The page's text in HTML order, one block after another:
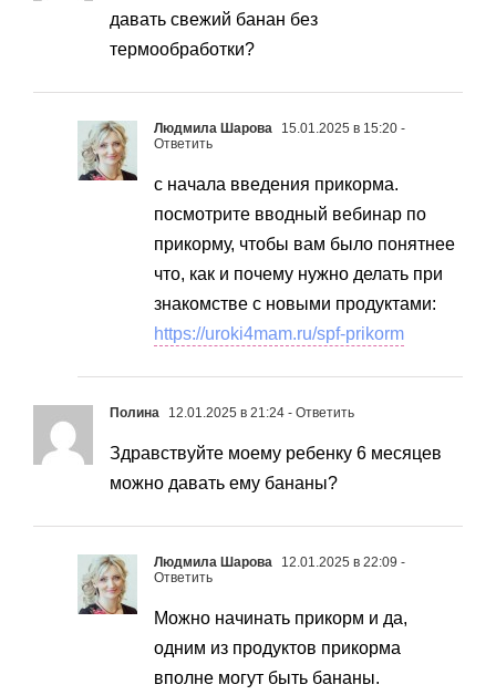
давать свежий банан без
термообработки?
Людмила Шарова 15.01.2025 в 15:20 -
Ответить
с начала введения прикорма.
посмотрите вводный вебинар по
прикорму, чтобы вам было понятнее
что, как и почему нужно делать при
знакомстве с новыми продуктами:
https://uroki4mam.ru/spf-prikorm
Полина 12.01.2025 в 21:24 - Ответить
Здравствуйте моему ребенку 6 месяцев
можно давать ему бананы?
Людмила Шарова 12.01.2025 в 22:09 -
Ответить
Можно начинать прикорм и да,
одним из продуктов прикорма
вполне могут быть бананы.